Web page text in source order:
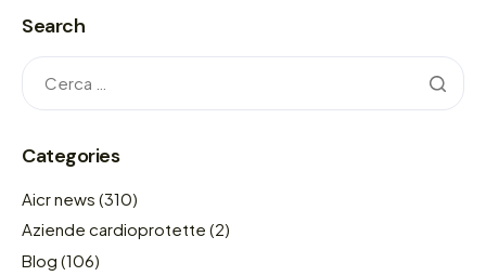
Search
Categories
Aicr news (310)
Aziende cardioprotette (2)
Blog (106)